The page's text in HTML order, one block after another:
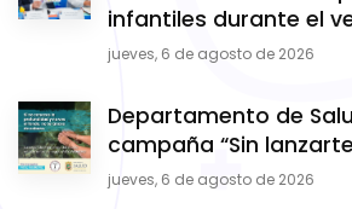
infantiles durante el
jueves, 6 de agosto de 2026
Departamento de
campaña “Sin
jueves, 6 de agosto de 2026